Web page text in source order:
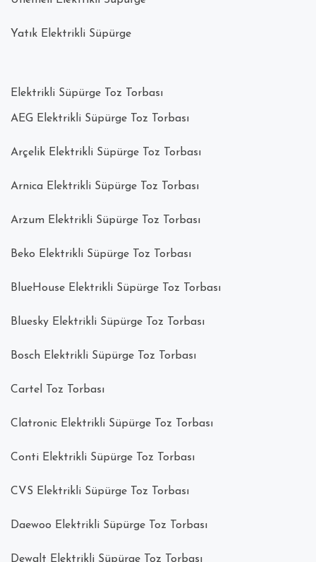
Yatık Elektrikli Süpürge
Elektrikli Süpürge Toz Torbası
AEG Elektrikli Süpürge Toz Torbası
Arçelik Elektrikli Süpürge Toz Torbası
Arnica Elektrikli Süpürge Toz Torbası
Arzum Elektrikli Süpürge Toz Torbası
Beko Elektrikli Süpürge Toz Torbası
BlueHouse Elektrikli Süpürge Toz Torbası
Bluesky Elektrikli Süpürge Toz Torbası
Bosch Elektrikli Süpürge Toz Torbası
Cartel Toz Torbası
Clatronic Elektrikli Süpürge Toz Torbası
Conti Elektrikli Süpürge Toz Torbası
CVS Elektrikli Süpürge Toz Torbası
Daewoo Elektrikli Süpürge Toz Torbası
Dewalt Elektrikli Süpürge Toz Torbası